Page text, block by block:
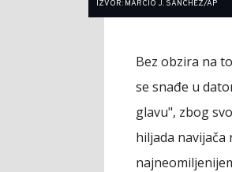
IZVOR: MARCIO J. SANCHEZ/AP
Bez obzira na
se snađe u
glavu", zbog
hiljada navijača